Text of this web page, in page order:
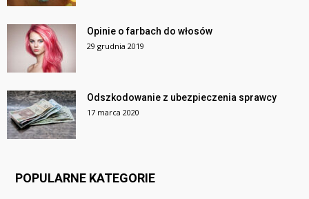
Opinie o farbach do włosów
29 grudnia 2019
Odszkodowanie z ubezpieczenia sprawcy
17 marca 2020
POPULARNE KATEGORIE